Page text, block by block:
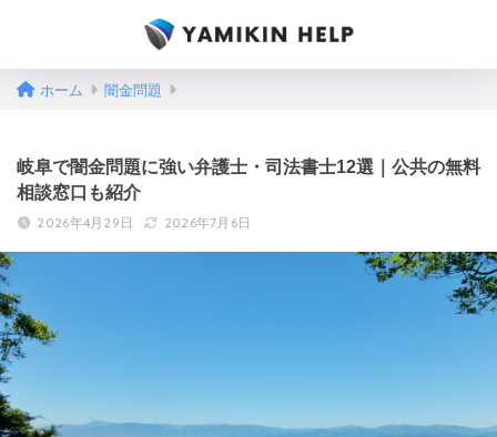
ホーム 闇金問題
岐阜で闇金問題に強い弁護士・司法書士12選｜公共の無料
相談窓口も紹介
2026年4月29日 2026年7月6日